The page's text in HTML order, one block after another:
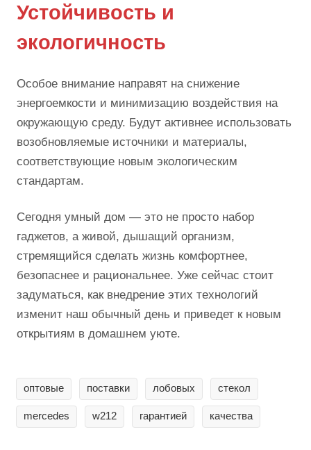
Устойчивость и
экологичность
Особое внимание направят на снижение
энергоемкости и минимизацию воздействия на
окружающую среду. Будут активнее использовать
возобновляемые источники и материалы,
соответствующие новым экологическим
стандартам.
Сегодня умный дом — это не просто набор
гаджетов, а живой, дышащий организм,
стремящийся сделать жизнь комфортнее,
безопаснее и рациональнее. Уже сейчас стоит
задуматься, как внедрение этих технологий
изменит наш обычный день и приведет к новым
открытиям в домашнем уюте.
оптовые поставки лобовых стекол
mercedes w212 гарантией качества